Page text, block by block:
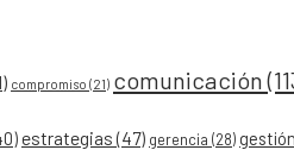
compromiso (21) comunicación
estrategias(47) gerencia (28) gestión